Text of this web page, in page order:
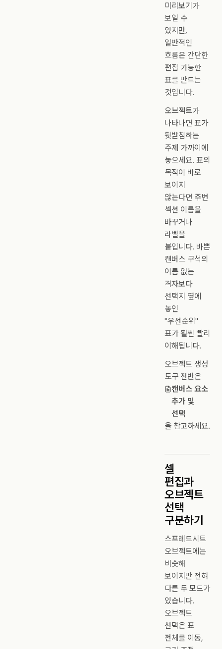
미리보기가
보일 수
있지만,
일반적인
흐름은 간단한
편집 가능한
표를 만드는
것입니다.
오브젝트가
나타나면 표가
뒷받침하는
주제 가까이에
놓으세요. 표의
목적이 바로
보이지
않는다면 주변
섹션 이름을
바꾸거나
라벨을
붙입니다. 바쁜
캔버스 구석의
이름 없는
격자보다
선택지 옆에
놓인
"우선순위"
표가 훨씬 빨리
이해됩니다.
오브젝트 생성
도구 전반은
캔버스 요소
추가 및
선택
을 참고하세요.
셀
편집과
오브젝트
선택
구분하기
스프레드시트
오브젝트에는
비슷해
보이지만 전혀
다른 두 모드가
있습니다.
오브젝트
선택은 표
전체를 이동,